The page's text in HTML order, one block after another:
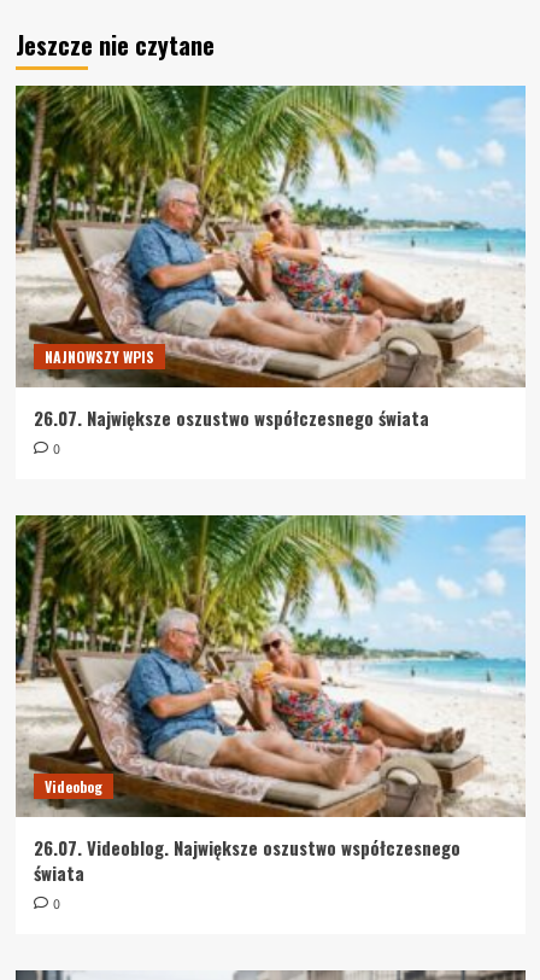
Jeszcze nie czytane
NAJNOWSZY WPIS
26.07. Największe oszustwo współczesnego świata
0
Videobog
26.07. Videoblog. Największe oszustwo współczesnego
świata
0